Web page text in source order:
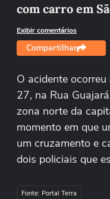
com carro em
Exibir comentários
Compartilhar
O acidente
27, na Rua
zona norte da
momento em que
um cruzamento e
dois policiais que
foram socorridos
Fonte: Portal Terra